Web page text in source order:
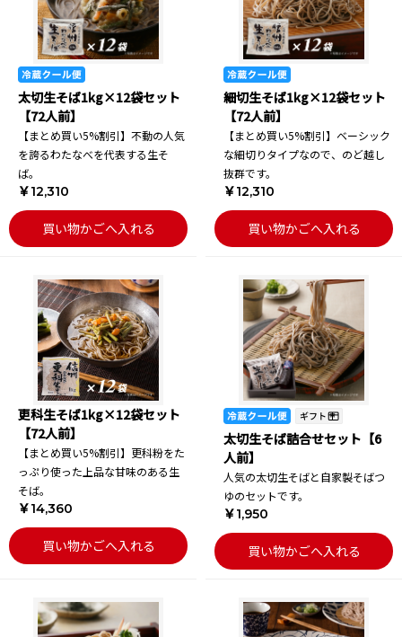
太切生そば1kg×12袋セット
【72人前】
【まとめ買い5%割引】不動の人気
を誇るわたなべを代表する生そ
ば。
￥12,310
買い物かごへ入れる
細切生そば1kg×12袋セット
【72人前】
【まとめ買い5%割引】ベーシック
な細切りタイプなので、のど越し
抜群です。
￥12,310
買い物かごへ入れる
更科生そば1kg×12袋セット
【72人前】
【まとめ買い5%割引】更科粉をた
っぷり使った上品な甘味のある生
そば。
￥14,360
買い物かごへ入れる
太切生そば詰合せセット【6
人前】
人気の太切生そばと自家製そばつ
ゆのセットです。
￥1,950
買い物かごへ入れる